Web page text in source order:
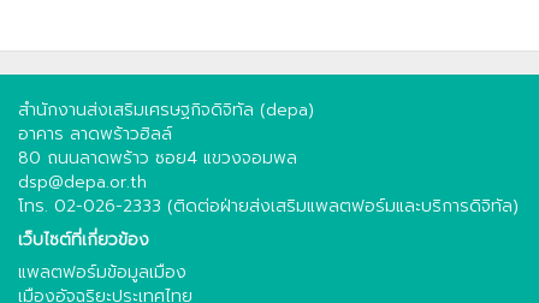
สำนักงานส่งเสริมเศรษฐกิจดิจิทัล (depa)
อาคาร ลาดพร้าวฮิลล์
80 ถนนลาดพร้าว ซอย4 แขวงจอมพล
dsp@depa.or.th
โทร. 02-026-2333 (ติดต่อฝ่ายส่งเสริมแพลตฟอร์มและบริการดิจิทัล)
เว็บไซต์ที่เกี่ยวข้อง
แพลตฟอร์มข้อมูลเมือง
เมืองอัจฉริยะประเทศไทย